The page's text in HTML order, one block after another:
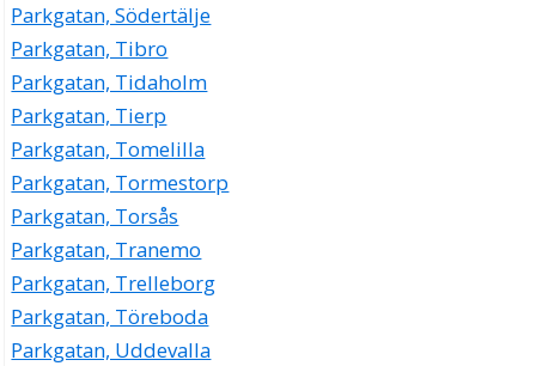
Parkgatan, Södertälje
Parkgatan, Tibro
Parkgatan, Tidaholm
Parkgatan, Tierp
Parkgatan, Tomelilla
Parkgatan, Tormestorp
Parkgatan, Torsås
Parkgatan, Tranemo
Parkgatan, Trelleborg
Parkgatan, Töreboda
Parkgatan, Uddevalla